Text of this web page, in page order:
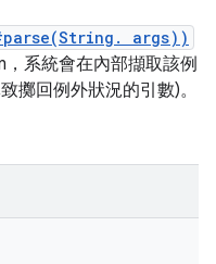
#parse(String. args))
系統會在內部擷取該例
擲回例外狀況的引數)。